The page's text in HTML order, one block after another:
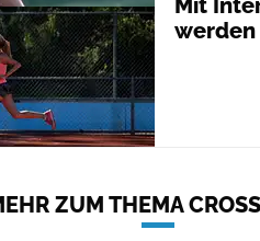
werden
ZUM THEMA